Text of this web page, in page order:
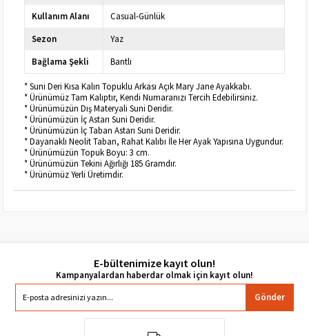
Kullanım Alanı
Casual-Günlük
Sezon
Yaz
Bağlama Şekli
Bantlı
* Suni Deri Kısa Kalın Topuklu Arkası Açık Mary Jane Ayakkabı.
* Ürünümüz Tam Kalıptır, Kendi Numaranızı Tercih Edebilirsiniz.
* Ürünümüzün Dış Materyali Suni Deridir.
* Ürünümüzün İç Astarı Suni Deridir.
* Ürünümüzün İç Taban Astarı Suni Deridir.
* Dayanaklı Neolit Taban, Rahat Kalıbı İle Her Ayak Yapısına Uygundur.
* Ürünümüzün Topuk Boyu: 3 cm.
* Ürünümüzün Tekini Ağırlığı 185 Gramdır.
* Ürünümüz Yerli Üretimdir.
E-bültenimize kayıt olun!
Gönder